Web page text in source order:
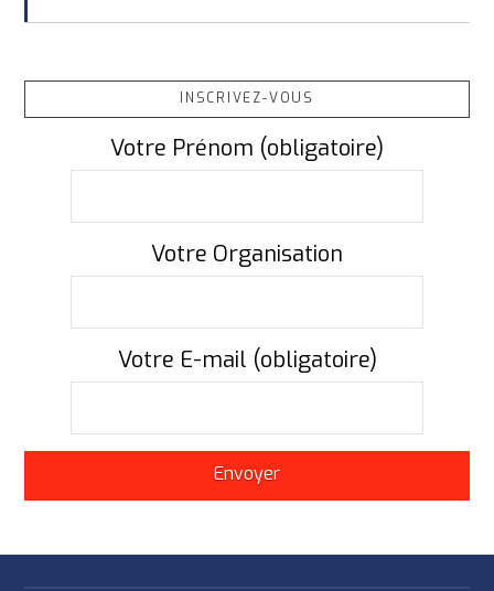
INSCRIVEZ-VOUS
Votre Prénom (obligatoire)
Votre Organisation
Votre E-mail (obligatoire)